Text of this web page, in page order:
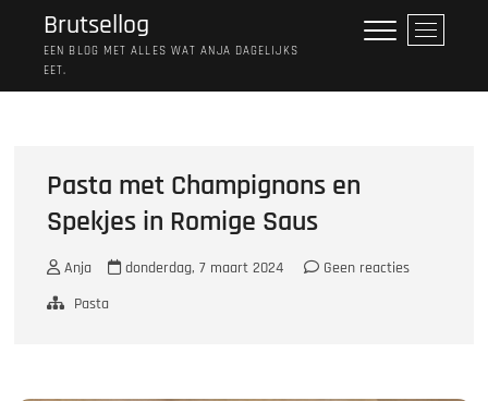
Brutsellog
EEN BLOG MET ALLES WAT ANJA DAGELIJKS
EET.
M
e
Pasta met Champignons en
Spekjes in Romige Saus
Anja donderdag, 7 maart 2024
Geen reacties
Pasta